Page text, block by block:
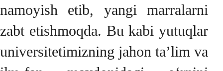
namoyish etib, yangi marralarni
zabt etishmoqda. Bu kabi yutuqlar
universitetimizning jahon ta’lim va